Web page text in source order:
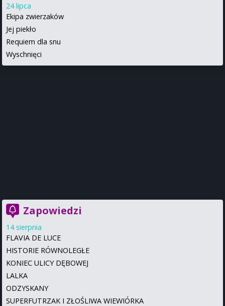
24 lipca
Ekipa zwierzaków
Jej piekło
Requiem dla snu
Wyschnięci
Zapowiedzi
14 sierpnia
FLAVIA DE LUCE
HISTORIE RÓWNOLEGŁE
KONIEC ULICY DĘBOWEJ
LALKA
ODZYSKANY
SUPERFUTRZAK I ZŁOŚLIWA WIEWIÓRKA